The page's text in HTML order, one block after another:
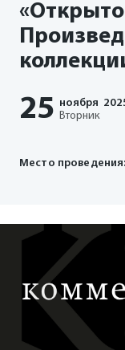
25 ноября
Вторник
Место проведения: